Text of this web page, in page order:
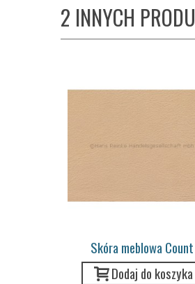
2 INNYCH
Skóra meblowa Count
Prestige...
Dodaj do koszyka